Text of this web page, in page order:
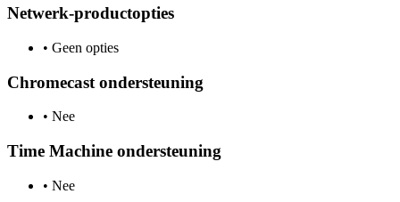
Netwerk-productopties
• Geen opties
Chromecast ondersteuning
• Nee
Time Machine ondersteuning
• Nee